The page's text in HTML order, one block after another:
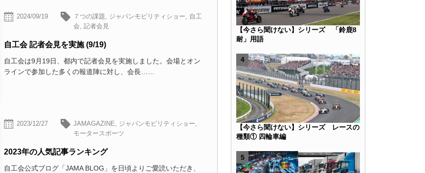
2024/09/19 ７つの課題 ジャパンモビリティショー
自工
会 ,記者会見
自工会 記者会見を実施 (9/19)
自工会は9月19日、都内で記者会見を実施しました。会場とオン
ラインで参加した多くの報道陣に対し、会長……
2023/12/27 JAMAGAZINE ジャパンモビリティショー
モータースポーツ
2023年の人気記事ランキング
自工会公式ブログ「JAMA BLOG」を日頃よりご愛読いただき、
【今さら聞けない】シリーズ 「鈴鹿8
耐」用語
【今さら聞けない】シリーズ レースの
種類① 四輪車編